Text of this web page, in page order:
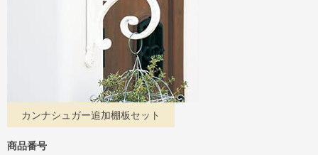
カンナシュガー追加棚板セット
商品番号